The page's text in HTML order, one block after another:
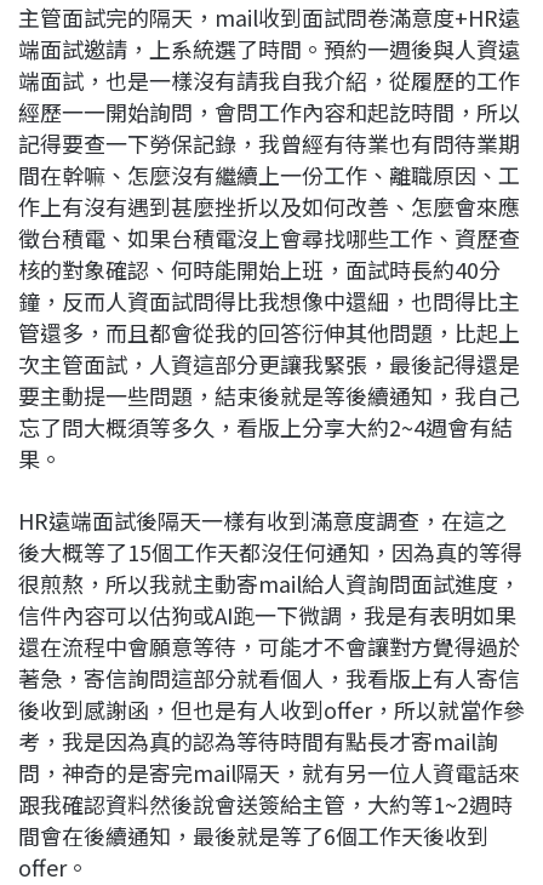
主管面試完的隔天，mail收到面試問卷滿意度+HR遠
端面試邀請，上系統選了時間。預約一週後與人資遠
端面試，也是一樣沒有請我自我介紹，從履歷的工作
經歷一一開始詢問，會問工作內容和起訖時間，所以
記得要查一下勞保記錄，我曾經有待業也有問待業期
間在幹嘛、怎麼沒有繼續上一份工作、離職原因、工
作上有沒有遇到甚麼挫折以及如何改善、怎麼會來應
徵台積電、如果台積電沒上會尋找哪些工作、資歷查
核的對象確認、何時能開始上班，面試時長約40分
鐘，反而人資面試問得比我想像中還細，也問得比主
管還多，而且都會從我的回答衍伸其他問題，比起上
次主管面試，人資這部分更讓我緊張，最後記得還是
要主動提一些問題，結束後就是等後續通知，我自己
忘了問大概須等多久，看版上分享大約2~4週會有結
果。
HR遠端面試後隔天一樣有收到滿意度調查，在這之
後大概等了15個工作天都沒任何通知，因為真的等得
很煎熬，所以我就主動寄mail給人資詢問面試進度，
信件內容可以估狗或AI跑一下微調，我是有表明如果
還在流程中會願意等待，可能才不會讓對方覺得過於
著急，寄信詢問這部分就看個人，我看版上有人寄信
後收到感謝函，但也是有人收到offer，所以就當作參
考，我是因為真的認為等待時間有點長才寄mail詢
問，神奇的是寄完mail隔天，就有另一位人資電話來
跟我確認資料然後說會送簽給主管，大約等1~2週時
間會在後續通知，最後就是等了6個工作天後收到
offer。